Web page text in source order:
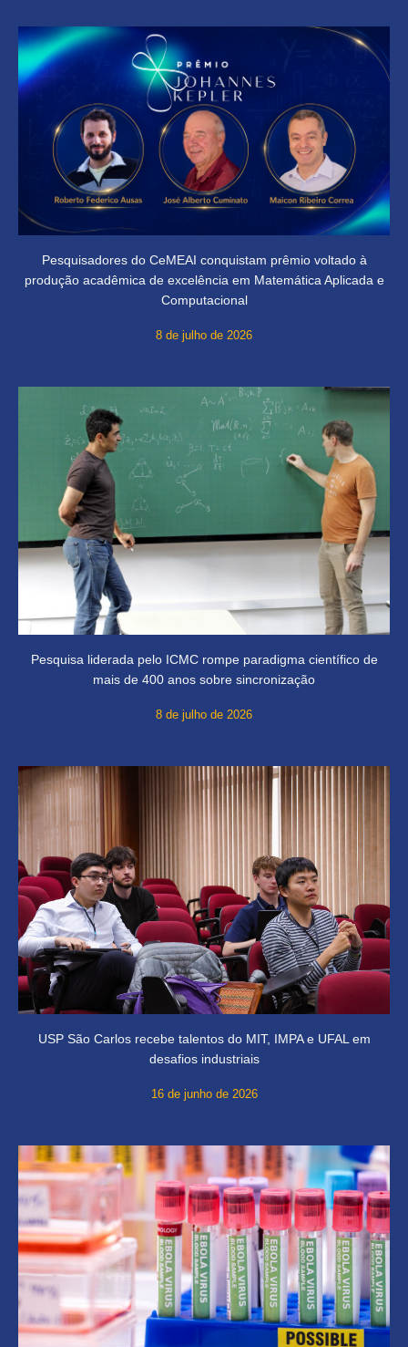
Pesquisadores do CeMEAI conquistam prêmio voltado à
produção acadêmica de excelência em Matemática Aplicada e
Computacional
8 de julho de 2026
Pesquisa liderada pelo ICMC rompe paradigma científico de
mais de 400 anos sobre sincronização
8 de julho de 2026
USP São Carlos recebe talentos do MIT, IMPA e UFAL em
desafios industriais
16 de junho de 2026